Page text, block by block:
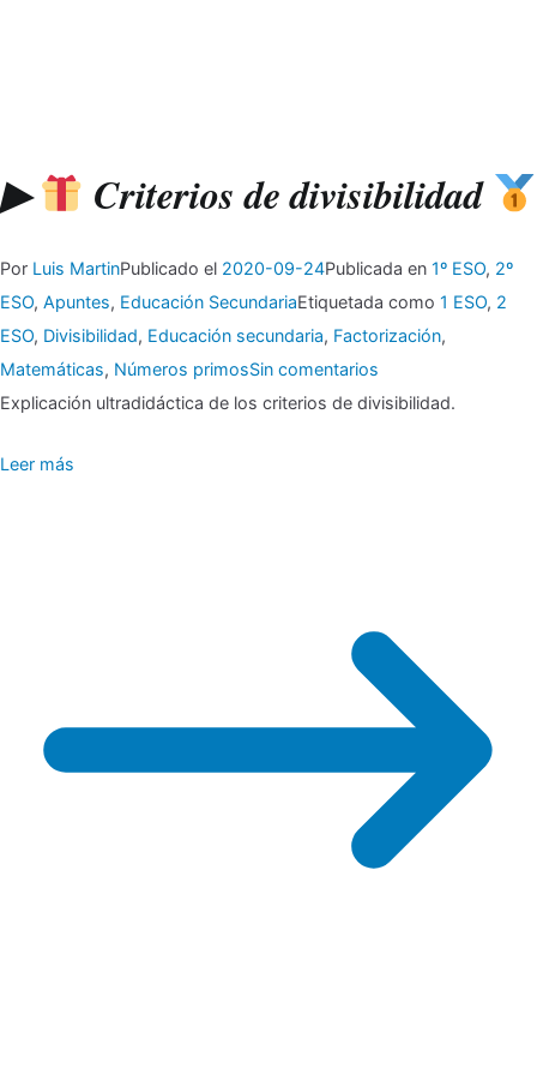
▶ Criterios de divisibilidad
Por Luis MartinPublicado el 2020-09-24Publicada en 1º ESO, 2º
ESO, Apuntes, Educación SecundariaEtiquetada como 1 ESO, 2
ESO, Divisibilidad, Educación secundaria, Factorización,
Matemáticas, Números primosSin comentarios
▶
Explicación ultradidáctica de los criterios de divisibilidad.
Leer más